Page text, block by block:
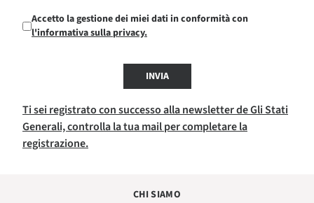
Accetto la gestione dei miei dati in conformità con
l'informativa sulla privacy.
INVIA
Ti sei registrato con successo alla newsletter de Gli Stati
Generali, controlla la tua mail per completare la
registrazione.
CHI SIAMO